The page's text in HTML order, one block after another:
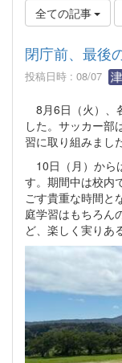
全ての記事
閉庁前、最後
投稿日時 : 08/07
8月6日（火）、
した。サッカー部
習に取り組みまし
10日（月）から
す。期間中は校内
ごす貴重な時間と
庭学習はもちろん
ど、楽しく実りあ